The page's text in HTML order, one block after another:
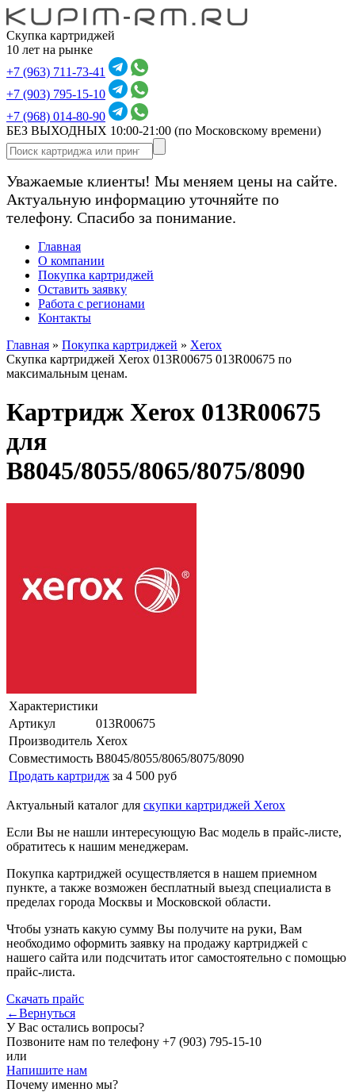
Скупка картриджей
10 лет на рынке
+7 (963) 711-73-41
+7 (903) 795-15-10
+7 (968) 014-80-90
БЕЗ ВЫХОДНЫХ 10:00-21:00 (по Московскому времени)
Уважаемые клиенты! Мы меняем цены на сайте.
Актуальную информацию уточняйте по
телефону. Спасибо за понимание.
Главная
О компании
Покупка картриджей
Оставить заявку
Работа с регионами
Контакты
Главная » Покупка картриджей » Xerox
Скупка картриджей Xerox 013R00675 013R00675 по
максимальным ценам.
Картридж Xerox 013R00675
для
B8045/8055/8065/8075/8090
Характеристики
Артикул
013R00675
Производитель Xerox
Совместимость B8045/8055/8065/8075/8090
Продать картридж за 4 500 руб
Актуальный каталог для скупки картриджей Xerox
Если Вы не нашли интересующую Вас модель в прайс-листе,
обратитесь к нашим менеджерам.
Покупка картриджей осуществляется в нашем приемном
пункте, а также возможен бесплатный выезд специалиста в
пределах города Москвы и Московской области.
Чтобы узнать какую сумму Вы получите на руки, Вам
необходимо оформить заявку на продажу картриджей с
нашего сайта или подсчитать итог самостоятельно с помощью
прайс-листа.
Скачать прайс
←Вернуться
У Вас остались вопросы?
Позвоните нам по телефону +7 (903) 795-15-10
или
Напишите нам
Почему именно мы?